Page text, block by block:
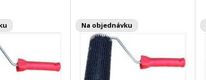
Na objednávku